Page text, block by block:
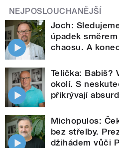
NEJPOSLOUCHANĚJŠÍ
Joch:
úpadek
chaosu. A
Telička: Babiš?
okolí. S
přikrývají
Michopulos:
bez střelby.
džihádem vůči